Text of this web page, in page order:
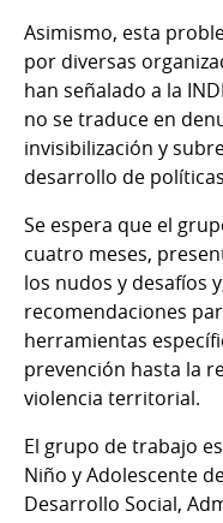
Asimismo, esta
por diversas
han señalado a la
no se traduce en
invisibilización y
desarrollo de
Se espera que el
cuatro meses,
los nudos y desafíos
recomendaciones
herramientas
prevención hasta la
violencia territorial.
El grupo de trabajo
Niño y Adolescente
Desarrollo Social,